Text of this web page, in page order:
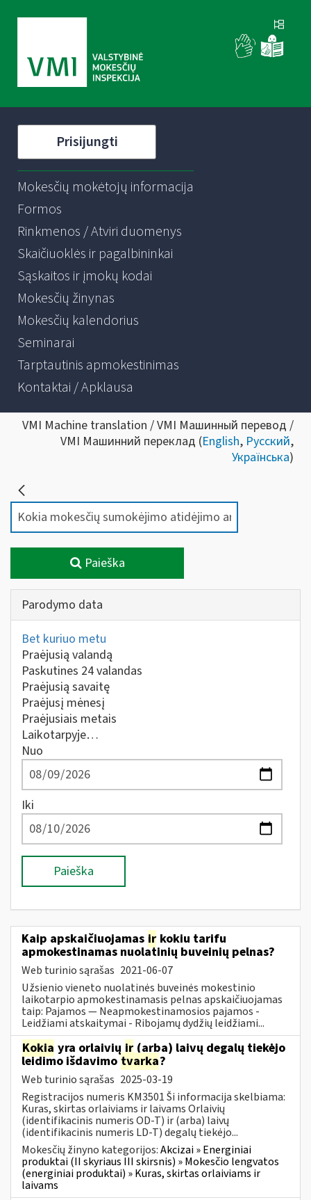
Prisijungti
Mokesčių mokėtojų informacija
Formos
Rinkmenos / Atviri duomenys
Skaičiuoklės ir pagalbininkai
Sąskaitos ir įmokų kodai
Mokesčių žinynas
Mokesčių kalendorius
Seminarai
Tarptautinis apmokestinimas
Kontaktai / Apklausa
VMI Machine translation / VMI Машинный перевод /
VMI Машинний переклад (English, Русский,
Українська)
Paieška
Parodymo data
Bet kuriuo metu
Praėjusią valandą
Paskutines 24 valandas
Praėjusią savaitę
Praėjusį mėnesį
Praėjusiais metais
Laikotarpyje…
Nuo
Iki
Paieška
Kaip apskaičiuojamas ir kokiu tarifu
apmokestinamas nuolatinių buveinių pelnas?
Web turinio sąrašas 2021-06-07
Užsienio vieneto nuolatinės buveinės mokestinio
laikotarpio apmokestinamasis pelnas apskaičiuojamas
taip: Pajamos — Neapmokestinamosios pajamos -
Leidžiami atskaitymai - Ribojamų dydžių leidžiami...
Kokia yra orlaivių ir (arba) laivų degalų tiekėjo
leidimo išdavimo tvarka?
Web turinio sąrašas 2025-03-19
Registracijos numeris KM3501 Ši informacija skelbiama:
Kuras, skirtas orlaiviams ir laivams Orlaivių
(identifikacinis numeris OD-T) ir (arba) laivų
(identifikacinis numeris LD-T) degalų tiekėjo...
Mokesčių žinyno kategorijos:Akcizai » Energiniai
produktai (II skyriaus III skirsnis) » Mokesčio lengvatos
(energiniai produktai) » Kuras, skirtas orlaiviams ir
laivams